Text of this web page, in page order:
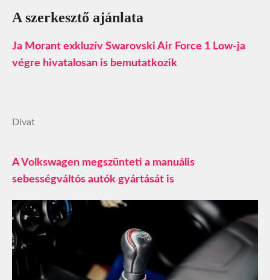
A szerkesztő ajánlata
Ja Morant exkluzív Swarovski Air Force 1 Low-ja
végre hivatalosan is bemutatkozik
Divat
A Volkswagen megszünteti a manuális
sebességváltós autók gyártását is